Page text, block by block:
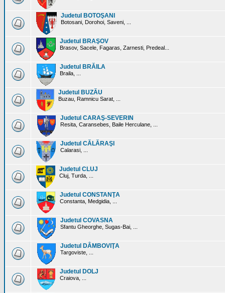
Judetul BOTOŞANI
Botosani, Dorohoi, Saveni, ...
Judetul BRAŞOV
Brasov, Sacele, Fagaras, Zarnesti, Predeal...
Judetul BRĂILA
Braila, ...
Judetul BUZĂU
Buzau, Ramnicu Sarat, ...
Judetul CARAŞ-SEVERIN
Resita, Caransebes, Baile Herculane, ...
Judetul CĂLĂRAŞI
Calarasi, ...
Judetul CLUJ
Cluj, Turda, ...
Judetul CONSTANŢA
Constanta, Medgidia, ...
Judetul COVASNA
Sfantu Gheorghe, Sugas-Bai, ...
Judetul DÂMBOVIŢA
Targoviste, ...
Judetul DOLJ
Craiova, ...